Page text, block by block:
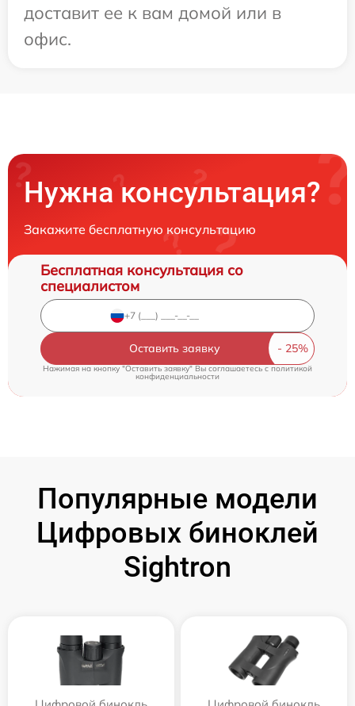
доставит ее к вам домой или в
офис.
Нужна консультация?
Закажите бесплатную консультацию
Бесплатная консультация со
специалистом
Оставить заявку
Нажимая на кнопку "Оставить заявку" Вы соглашаетесь cполитикой
конфиденциальности
Популярные модели
Цифровых биноклей
Sightron